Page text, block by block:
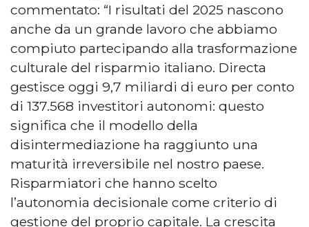
commentato: “I risultati del 2025 nascono
anche da un grande lavoro che abbiamo
compiuto partecipando alla trasformazione
culturale del risparmio italiano. Directa
gestisce oggi 9,7 miliardi di euro per conto
di 137.568 investitori autonomi: questo
significa che il modello della
disintermediazione ha raggiunto una
maturità irreversibile nel nostro paese.
Risparmiatori che hanno scelto
l’autonomia decisionale come criterio di
gestione del proprio capitale. La crescita